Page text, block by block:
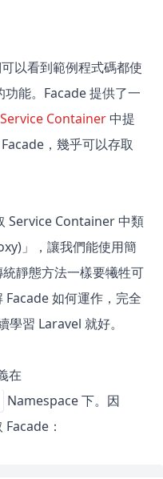
以看到範例程式碼都使
能。Facade 提供了一
Service Container 中提
，幾乎可以存取
Service Container 中類
」，讓我們能使用簡
靜態方法一樣要犧牲可
如何運作，完全
習 Laravel 就好。
在
Namespace 下。因
：